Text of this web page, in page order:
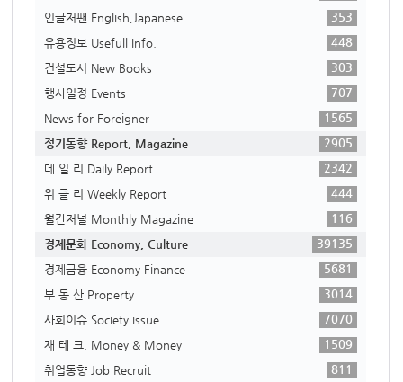
인글저팬 English,Japanese
353
유용정보 Usefull Info.
448
건설도서 New Books
303
행사일정 Events
707
News for Foreigner
1565
정기동향 Report, Magazine
2905
데 일 리 Daily Report
2342
위 클 리 Weekly Report
444
월간저널 Monthly Magazine
116
경제문화 Economy, Culture
39135
경제금융 Economy Finance
5681
부 동 산 Property
3014
사회이슈 Society issue
7070
재 테 크. Money & Money
1509
취업동향 Job Recruit
811